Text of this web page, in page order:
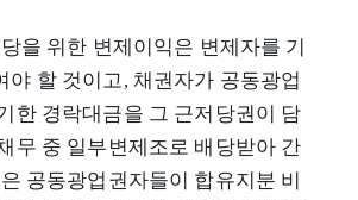
을 위한 변제이익은 변제자를 기
야 할 것이고, 채권자가 공동광업
한 경락대금을 그 근저당권이 담
무 중 일부변제조로 배당받아 간
공동광업권자들이 합유지분 비